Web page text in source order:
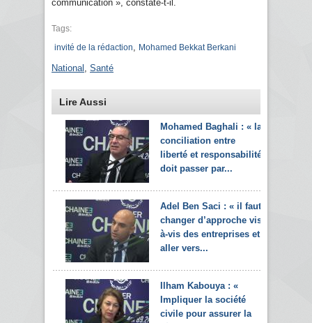
communication », constate-t-il.
Tags:
invité de la rédaction
Mohamed Bekkat Berkani
National Santé
Lire Aussi
Mohamed Baghali : « la
conciliation entre
liberté et responsabilité
doit passer par...
Adel Ben Saci : « il faut
changer d’approche vis-
à-vis des entreprises et
aller vers...
Ilham Kabouya : «
Impliquer la société
civile pour assurer la